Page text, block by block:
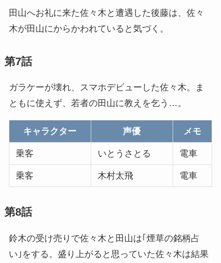
田山へお礼に来た佐々木と遭遇した後藤は、佐々
木が田山にからかわれていると気づく。
第7話
ガラケーが壊れ、スマホデビューした佐々木。ま
ともに使えず、若者の田山に教えを乞う…。
キャラクター 声優 メモ
乗客 いとうさとる 電車
乗客 木村太飛 電車
第8話
鈴木の受け売りで佐々木と田山は｢煙草の銘柄占
い｣をする。盛り上がると思っていた佐々木は結果